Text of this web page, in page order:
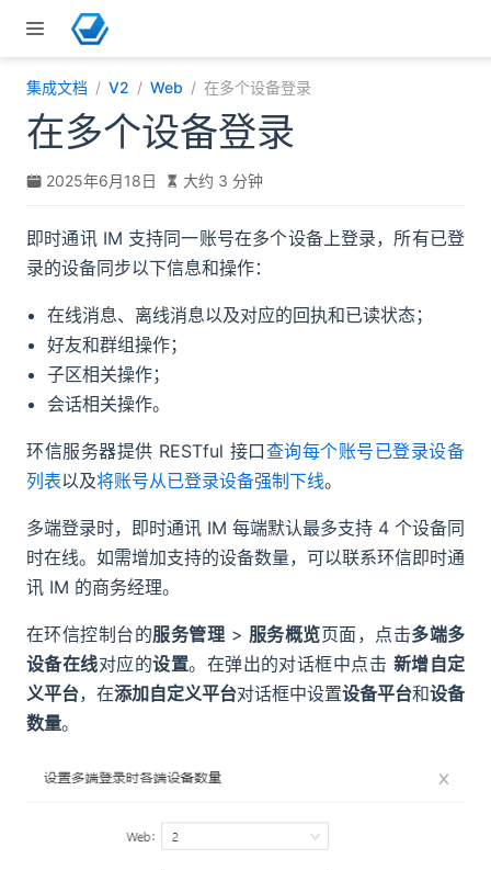
跳至主要內容
集成文档 V2 Web 在多个设备登录
在多个设备登录
2025年6月18日 大约 3 分钟
即时通讯 IM 支持同一账号在多个设备上登录，所有已登
录的设备同步以下信息和操作：
在线消息、离线消息以及对应的回执和已读状态；
好友和群组操作；
子区相关操作；
会话相关操作。
环信服务器提供 RESTful 接口查询每个账号已登录设备
列表以及将账号从已登录设备强制下线。
多端登录时，即时通讯 IM 每端默认最多支持 4 个设备同
时在线。如需增加支持的设备数量，可以联系环信即时通
讯 IM 的商务经理。
在环信控制台的服务管理 > 服务概览页面，点击多端多
设备在线对应的设置。在弹出的对话框中点击 新增自定
义平台，在添加自定义平台对话框中设置设备平台和设备
数量。